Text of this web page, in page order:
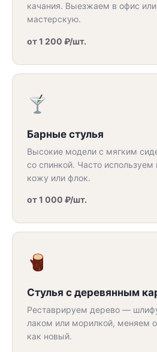
качания. Выезжаем в офис
мастерскую.
от 1 200 ₽/шт.
Барные стулья
Высокие модели с мягким
со спинкой. Часто используем
кожу или флок.
от 1 000 ₽/шт.
Стулья с деревянным
Реставрируем дерево —
лаком или морилкой, меняем
как новый.